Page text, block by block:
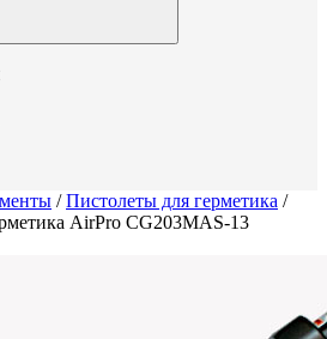
/Пистолеты для герметика /
AirPro CG203MAS-13